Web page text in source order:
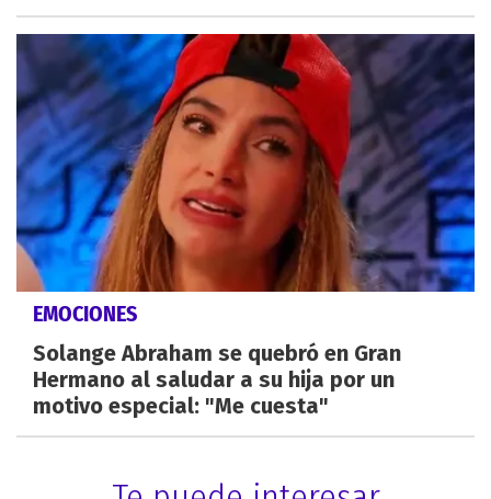
EMOCIONES
Solange Abraham se quebró en Gran
Hermano al saludar a su hija por un
motivo especial: "Me cuesta"